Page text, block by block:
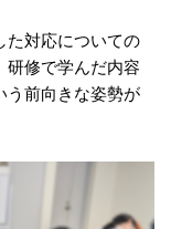
た対応についての
研修で学んだ内容
う前向きな姿勢が